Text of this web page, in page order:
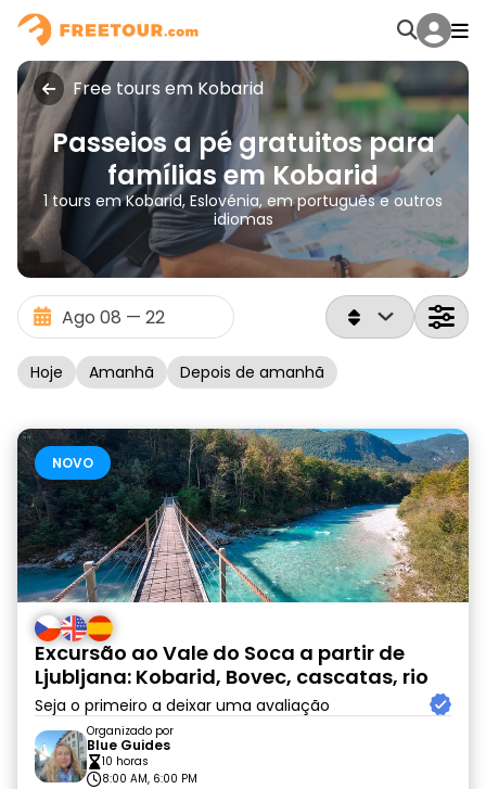
Free tours em Kobarid
Passeios a pé gratuitos para
famílias em Kobarid
1 tours em Kobarid, Eslovénia, em português e outros
idiomas
Hoje Amanhã Depois de amanhã
NOVO
Excursão ao Vale do Soca a partir de
Ljubljana: Kobarid, Bovec, cascatas, rio
Seja o primeiro a deixar uma avaliação
Organizado por
Blue Guides
10 horas
8:00 AM, 6:00 PM